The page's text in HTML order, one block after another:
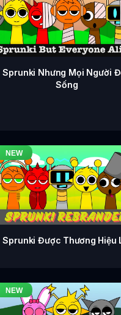
Sprunki Nhưng Mọi Người
Sống
Sprunki Được Thương Hiệu